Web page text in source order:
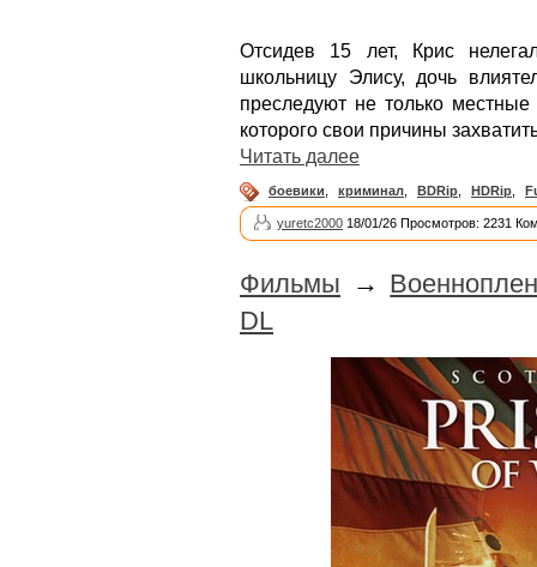
Отсидев 15 лет, Крис
школьницу Элису, дочь
преследуют не только
которого свои причины
Читать далее
боевики криминал BDRip HDRip
yuretc2000 18/01/26 Просмотров: 2231
Фильмы →
DL